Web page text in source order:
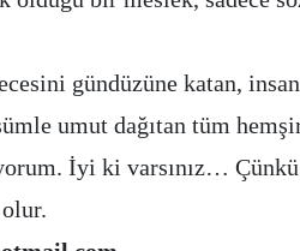
gündüzüne katan,
umut dağıtan tüm
İyi ki varsınız… Çünkü